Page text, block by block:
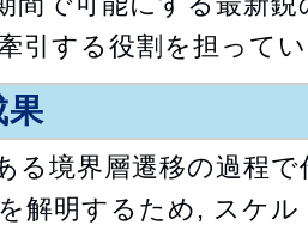
引する役割を担って
果
る境界層遷移の過程
解明するため, スケ